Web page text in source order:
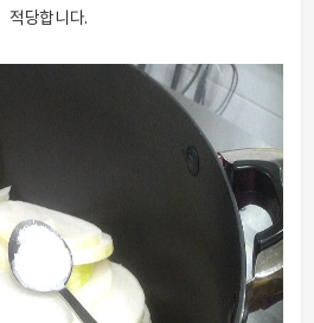
적당합니다.